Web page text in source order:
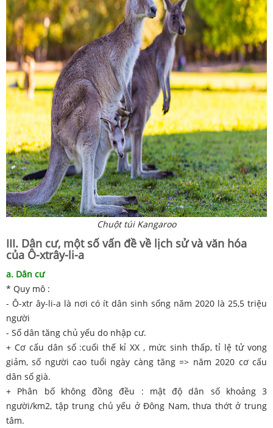
Chuột túi Kangaroo
III. Dân cư, một số vấn đề về lịch sử và văn hóa
của Ô-xtrây-li-a
a. Dân cư
* Quy mô :
- Ô-xtr ây-li-a là nơi có ít dân sinh sống năm 2020 là 25,5 triệu
người
- Số dân tăng chủ yếu do nhập cư.
+ Cơ cấu dân số :cuối thế kỉ XX , mức sinh thấp, tỉ lệ tử vong
giảm, số người cao tuổi ngày càng tăng => năm 2020 cơ cấu
dân số già.
+ Phân bố không đồng đều : mật độ dân số khoảng 3
người/km2, tập trung chủ yếu ở Đông Nam, thưa thớt ở trung
tâm.